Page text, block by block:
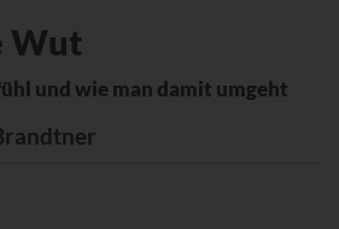
Wut
und wie man damit umgeht